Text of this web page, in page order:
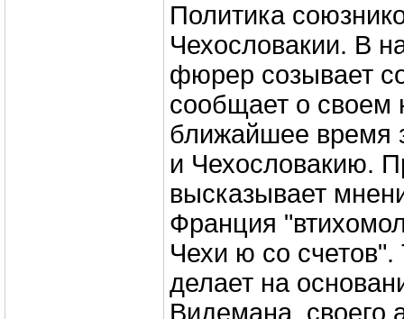
Политика
Чехословакии. В
фюрер созывает
сообщает о своем
ближайшее время
и Чехословакию.
высказывает
Франция
Чехи ю со
делает на
Видемана, своего